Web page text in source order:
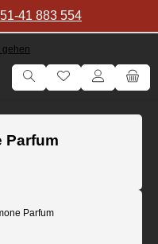
41 883 554
Parfum